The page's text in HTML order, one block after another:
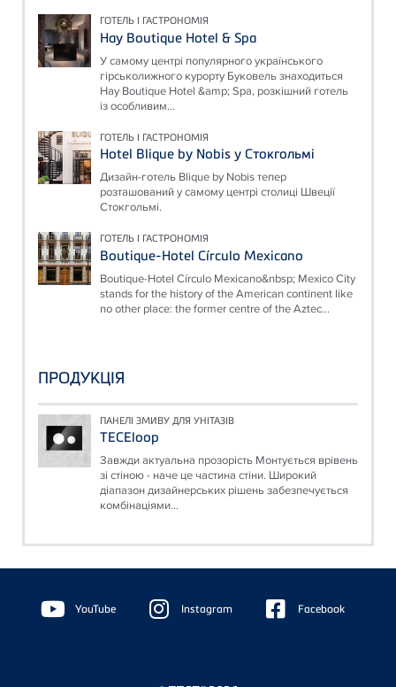
ГОТЕЛЬ І ГАСТРОНОМІЯ
Hay Boutique Hotel & Spa
У самому центрі популярного українського
гірськолижного курорту Буковель знаходиться
Hay Boutique Hotel &amp; Spa, розкішний готель
із особливим...
ГОТЕЛЬ І ГАСТРОНОМІЯ
Hotel Blique by Nobis у Стокгольмі
Дизайн-готель Blique by Nobis тепер
розташований у самому центрі столиці Швеції
Стокгольмі.
ГОТЕЛЬ І ГАСТРОНОМІЯ
Boutique-Hotel Círculo Mexicano
Boutique-Hotel Círculo Mexicano&nbsp; Mexico City
stands for the history of the American continent like
no other place: the former centre of the Aztec...
ПРОДУКЦІЯ
ПАНЕЛІ ЗМИВУ ДЛЯ УНІТАЗІВ
TECEloop
Завжди актуальна прозорість Монтується врівень
зі стіною - наче це частина стіни. Широкий
діапазон дизайнерських рішень забезпечується
комбінаціями...
Floating
Sidebar YouTube Instagram Facebook